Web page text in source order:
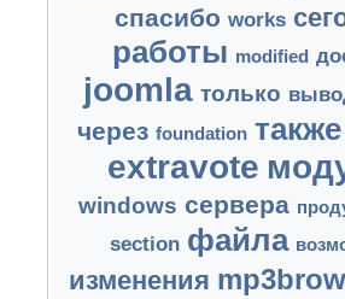
спасибо works
работы modified
joomla только
через foundation также
extravote
windows сервера
section файла
изменения